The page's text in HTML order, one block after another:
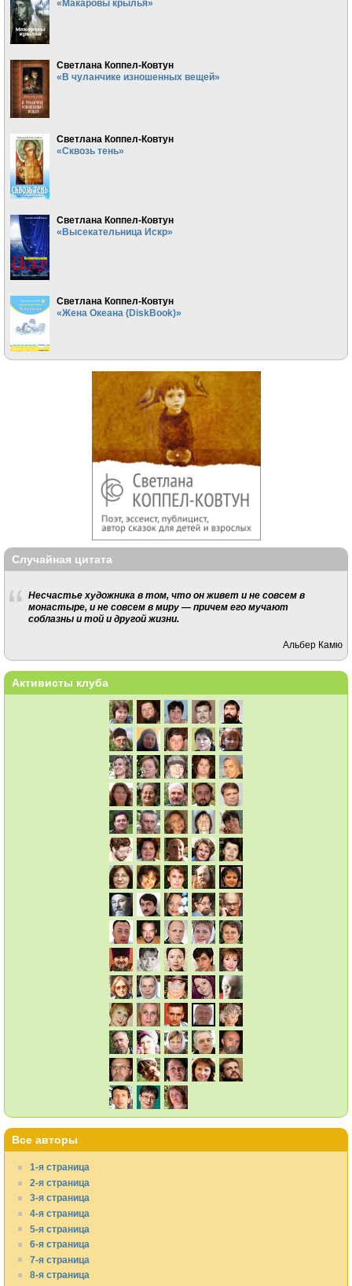
«Макаровы крылья»
Светлана Коппел-Ковтун
«В чуланчике изношенных вещей»
Светлана Коппел-Ковтун
«Сквозь тень»
Светлана Коппел-Ковтун
«Высекательница Искр»
Светлана Коппел-Ковтун
«Жена Океана (DiskBook)»
Случайная цитата
Несчастье художника в том, что он живет и не совсем в
монастыре, и не совсем в миру — причем его мучают
соблазны и той и другой жизни.
Альбер Камю
Активисты клуба
Все авторы
1-я страница
2-я страница
3-я страница
4-я страница
5-я страница
6-я страница
7-я страница
8-я страница